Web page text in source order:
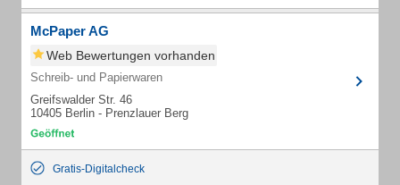
McPaper AG
Web Bewertungen vorhanden
Schreib- und Papierwaren
Greifswalder Str. 46
10405 Berlin - Prenzlauer Berg
Gratis-Digitalcheck